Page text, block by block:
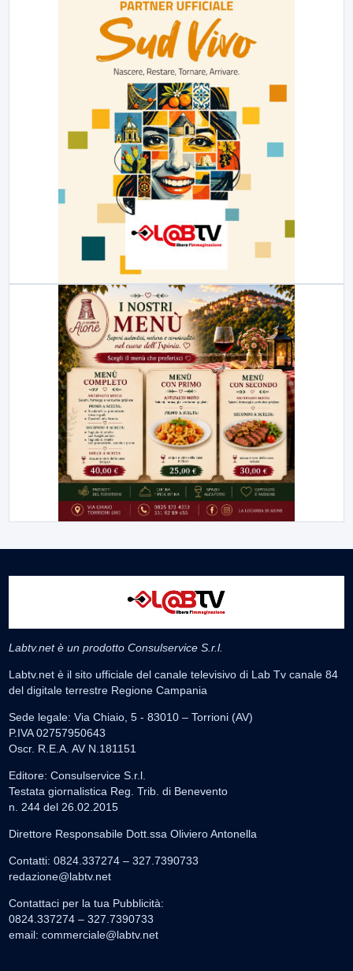
Labtv.net è un prodotto Consulservice S.r.l.
Labtv.net è il sito ufficiale del canale televisivo di Lab Tv canale 84
del digitale terrestre Regione Campania
Sede legale: Via Chiaio, 5 - 83010 – Torrioni (AV)
P.IVA 02757950643
Oscr. R.E.A. AV N.181151
Editore: Consulservice S.r.l.
Testata giornalistica Reg. Trib. di Benevento
n. 244 del 26.02.2015
Direttore Responsabile Dott.ssa Oliviero Antonella
Contatti: 0824.337274 – 327.7390733
redazione@labtv.net
Contattaci per la tua Pubblicità:
0824.337274 – 327.7390733
email: commerciale@labtv.net